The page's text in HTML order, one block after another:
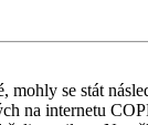
mohly se stát
na internetu